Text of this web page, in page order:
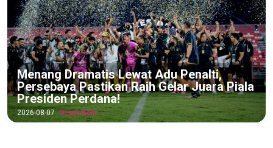
Menang Dramatis Lewat Adu Penalti,
Persebaya Pastikan Raih Gelar Juara Piala
Presiden Perdana!
2026-08-07 Sepak Bola